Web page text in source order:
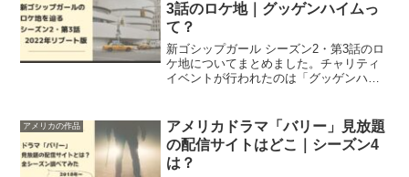
3話のロケ地｜グッゲンハイムっ
て？
新ゴシップガール シーズン2・第3話のロ
ケ地についてまとめました。チャリティ
イベントが行われたのは「グッゲンハイ
た緑のドレスも発見しました！
アメリカの作品
アメリカドラマ「バリー」見放題
の配信サイトはどこ｜シーズン4
は？